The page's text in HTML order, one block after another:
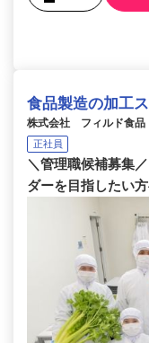
食品製造の加工
株式会社 フィルド食品
正社員
＼管理職候補募集
ダーを目指したい方